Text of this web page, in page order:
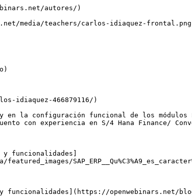
autores/)
media/teachers/carlos-idiaquez-
idiaquez-466879116/)
en la configuración funcional de los módulos
con experiencia en S/4 Hana Finance/
funcionalidades]
y funcionalidades](https://openwebinars.net/